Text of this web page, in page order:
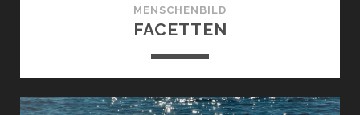
MENSCHENBILD
FACETTEN